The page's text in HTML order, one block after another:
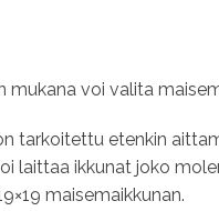
voi valita
tarkoitettu etenkin
laittaa ikkunat joko
maisemaikkunan.